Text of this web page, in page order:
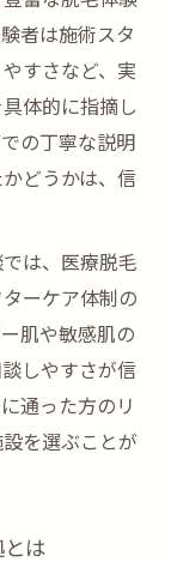
と体験から
ピー肌対応
イントを解
注意点と対
知るべき実
ト
受けるコツ
者は施術スタ
すさなど、実
体的に指摘し
の丁寧な説明
どうかは、信
は、医療脱毛
ーケア体制の
肌や敏感肌の
しやすさが信
通った方のリ
を選ぶことが
とは